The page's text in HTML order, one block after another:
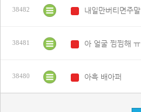
38482 내일만버티면주말
38481 아 얼굴 찜찜해 ㅠ
38480 아흑 배아퍼